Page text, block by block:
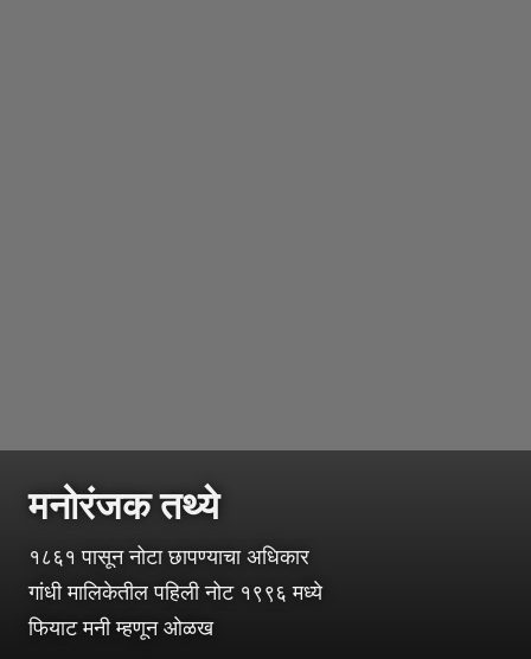
मनोरंजक तथ्ये
१८६१ पासून नोटा छापण्याचा अधिकार
गांधी मालिकेतील पहिली नोट १९९६ मध्ये
फियाट मनी म्हणून ओळख